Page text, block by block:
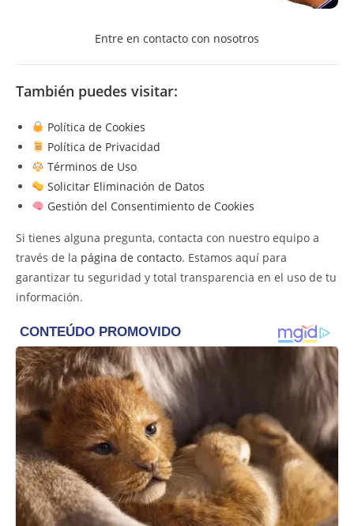
Entre en contacto con nosotros
También puedes visitar:
Política de Cookies
Política de Privacidad
Términos de Uso
Solicitar Eliminación de Datos
Gestión del Consentimiento de Cookies
Si tienes alguna pregunta, contacta con nuestro equipo a
través de la página de contacto. Estamos aquí para
garantizar tu seguridad y total transparencia en el uso de tu
información.